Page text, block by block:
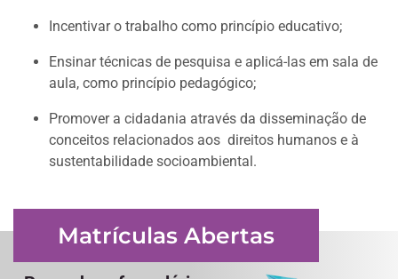
Incentivar o trabalho como princípio educativo;
Ensinar técnicas de pesquisa e aplicá-las em sala de
aula, como princípio pedagógico;
Promover a cidadania através da disseminação de
conceitos relacionados aos direitos humanos e à
sustentabilidade socioambiental.
Matrículas Abertas